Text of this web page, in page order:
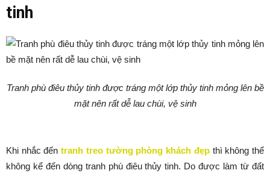
tinh
Tranh phù điêu thủy tinh được tráng một lớp thủy tinh mỏng lên bề
mặt nên rất dễ lau chùi, vệ sinh
Khi nhắc đếntranh treo tường phòng khách đẹpthì không thể
không kể đến dòng tranh phù điêu thủy tinh. Do được làm từ đất